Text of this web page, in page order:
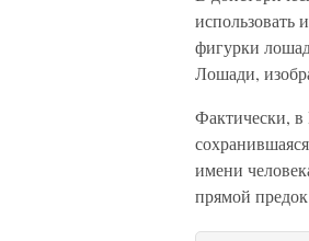
использовать
фигурки
Лошади,
Фактически,
имени
прямой